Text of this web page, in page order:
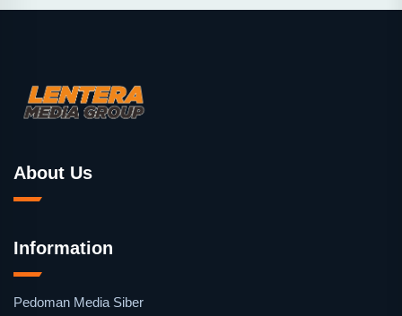
About Us
Information
Pedoman Media Siber